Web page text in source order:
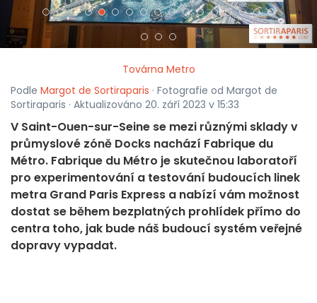
Továrna Metro
Podle Margot de Sortiraparis · Fotografie od Margot de
Sortiraparis · Aktualizováno 20. září 2023 v 15:33
V Saint-Ouen-sur-Seine se mezi různými sklady v
průmyslové zóně Docks nachází Fabrique du
Métro. Fabrique du Métro je skutečnou laboratoří
pro experimentování a testování budoucích linek
metra Grand Paris Express a nabízí vám možnost
dostat se během bezplatných prohlídek přímo do
centra toho, jak bude náš budoucí systém veřejné
dopravy vypadat.